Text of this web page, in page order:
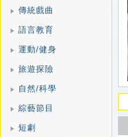
傳統戲曲
語言教育
運動/健身
旅遊探險
自然/科學
綜藝節目
短劇